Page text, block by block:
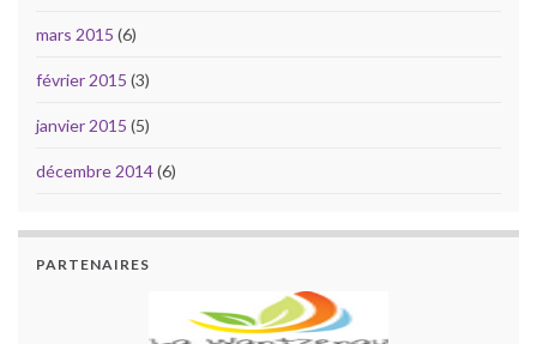
mars 2015 (6)
février 2015 (3)
janvier 2015 (5)
décembre 2014(6)
PARTENAIRES